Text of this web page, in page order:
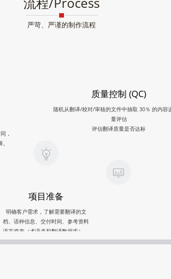
严苛、严谨的制作流程
，
项目准备
明确客户需求，了解需要翻译的文
档、语种信息、交付时间、参考资料
语言资产（术语表和翻译数据库）、
交付格式要求、项目范围等项目信息
质量控制 (QC)
随机从翻译/校对/审核的文件中抽取 30％ 的内容
量评估
评估翻译质量是否达标